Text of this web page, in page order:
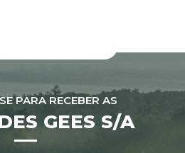
PARA RECEBER AS
GEES S/A